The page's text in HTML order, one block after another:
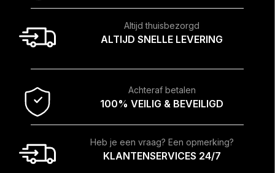
Altijd thuisbezorgd
ALTIJD SNELLE LEVERING
Achteraf betalen
100% VEILIG & BEVEILIGD
Heb je een vraag? Een opmerking?
KLANTENSERVICES 24/7